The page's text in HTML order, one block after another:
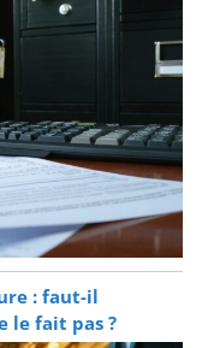
: faut-il
le fait pas ?